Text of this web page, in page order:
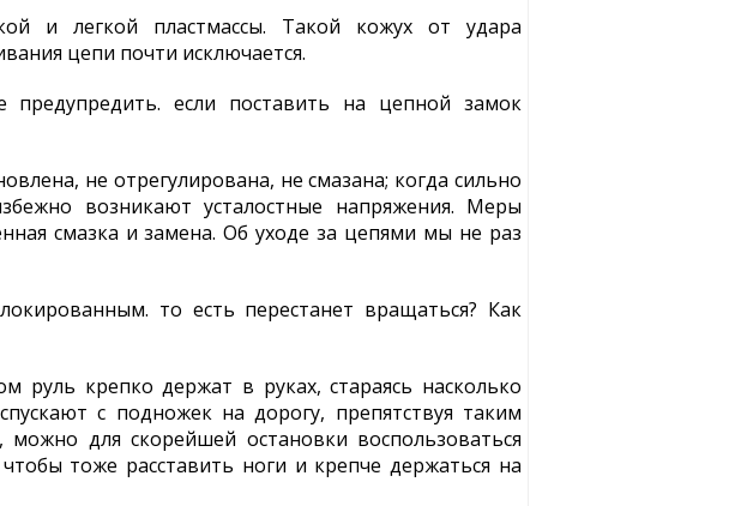
и легкой пластмассы. Такой кожух от удара
цепи почти исключается.
если поставить на цепной замок
не отрегулирована, не смазана; когда сильно
возникают усталостные напряжения. Меры
смазка и замена. Об уходе за цепями мы не раз
то есть перестанет вращаться? Как
крепко держат в руках, стараясь насколько
с подножек на дорогу, препятствуя таким
для скорейшей остановки воспользоваться
тоже расставить ноги и крепче держаться на